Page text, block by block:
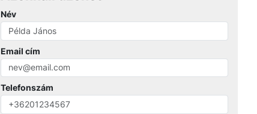
Név
Email cím
Telefonszám